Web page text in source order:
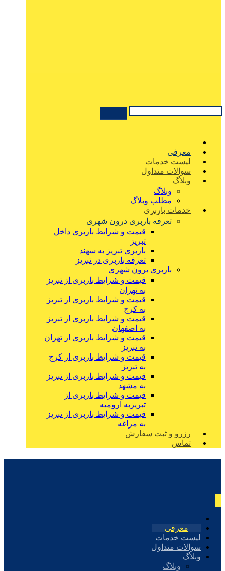
معرفی
لیست خدمات
سوالات متداول
وبلاگ
وبلاگ
مطلب وبلاگ
خدمات باربری
تعرفه باربری درون شهری
قیمت و شرایط باربری داخل
تبریز
باربری تبریز به سهند
تعرفه باربری در تبریز
باربری برون شهری
قیمت و شرایط باربری از تبریز
به تهران
قیمت و شرایط باربری از تبریز
به کرج
قیمت و شرایط باربری از تبریز
به اصفهان
قیمت و شرایط باربری از تهران
به تبریز
قیمت و شرایط باربری از کرج
به تبریز
قیمت و شرایط باربری از تبریز
به مشهد
قیمت و شرایط باربری از
تبریزبه ارومیه
قیمت و شرایط باربری از تبریز
به مراغه
رزرو و ثبت سفارش
تماس
معرفی
لیست خدمات
سوالات متداول
وبلاگ
وبلاگ